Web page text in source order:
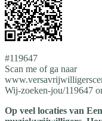
#119647
Scan me of ga naar
Wij-zoeken-jou/119647
Op veel locaties van